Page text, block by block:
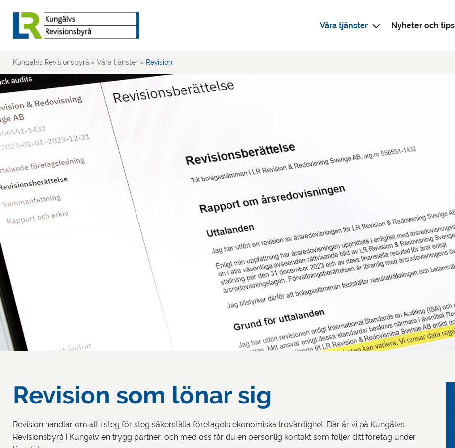
Våra tjänster Nyheter och tips
Kungälvs Revisionsbyrå » Våra tjänster » Revision
Revision som lönar sig
Revision handlar om att i steg för steg säkerställa företagets ekonomiska trovärdighet. Där är vi på Kungälvs
Revisionsbyrå i Kungälv en trygg partner, och med oss får du en personlig kontakt som följer ditt företag under